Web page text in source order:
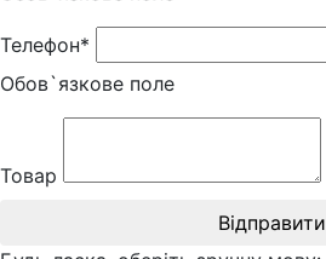
Телефон*
Обов`язкове поле
Товар
Відправити